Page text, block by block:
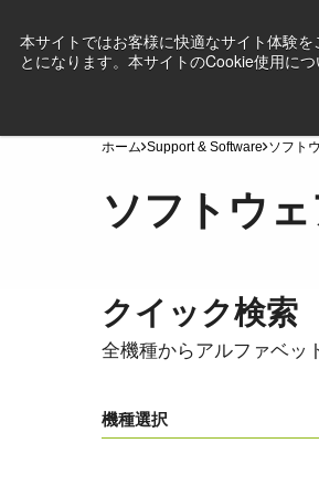
本サイトではお客様に快適なサイト体験
とになります。本サイトのCookie使用に
ホーム Support & Software ソフト
ソフトウ
クイック検索
全機種からアルファベッ
機種選択